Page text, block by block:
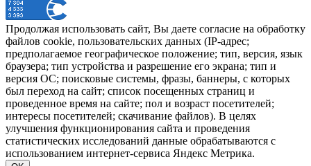
Продолжая использовать сайт, Вы даете согласие на обработку
файлов cookie, пользовательских данных (IP-адрес;
предполагаемое географическое положение; тип, версия, язык
браузера; тип устройства и разрешение его экрана; тип и
версия ОС; поисковые системы, фразы, баннеры, с которых
был переход на сайт; список посещенных страниц и
проведенное время на сайте; пол и возраст посетителей;
интересы посетителей; скачивание файлов). В целях
улучшения функционирования сайта и проведения
статистических исследований данные обрабатываются с
использованием интернет-сервиса Яндекс Метрика.